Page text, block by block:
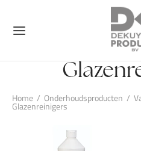
Home / Onderhoudsproducten /
Glazenreinigers